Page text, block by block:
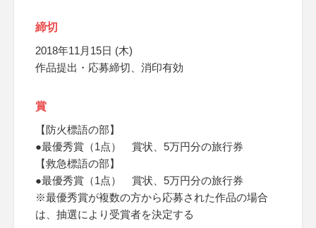
締切
2018年11月15日 (木)
作品提出・応募締切、消印有効
賞
【防火標語の部】
●最優秀賞（1点） 賞状、5万円分の旅行券
【救急標語の部】
●最優秀賞（1点） 賞状、5万円分の旅行券
※最優秀賞が複数の方から応募された作品の場合
は、抽選により受賞者を決定する